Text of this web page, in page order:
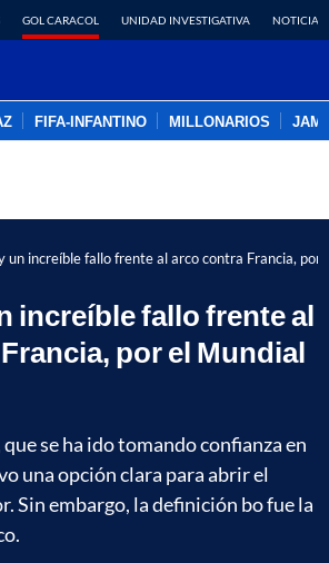
GOL CARACOL UNIDAD INVESTIGATIVA NOTICIAS
FIFA-INFANTINO MILLONARIOS
un increíble fallo frente al arco contra Francia,
increíble fallo frente al
por el Mundial
se ha ido tomando confianza en
una opción clara para abrir el
Sin embargo, la definición bo fue la